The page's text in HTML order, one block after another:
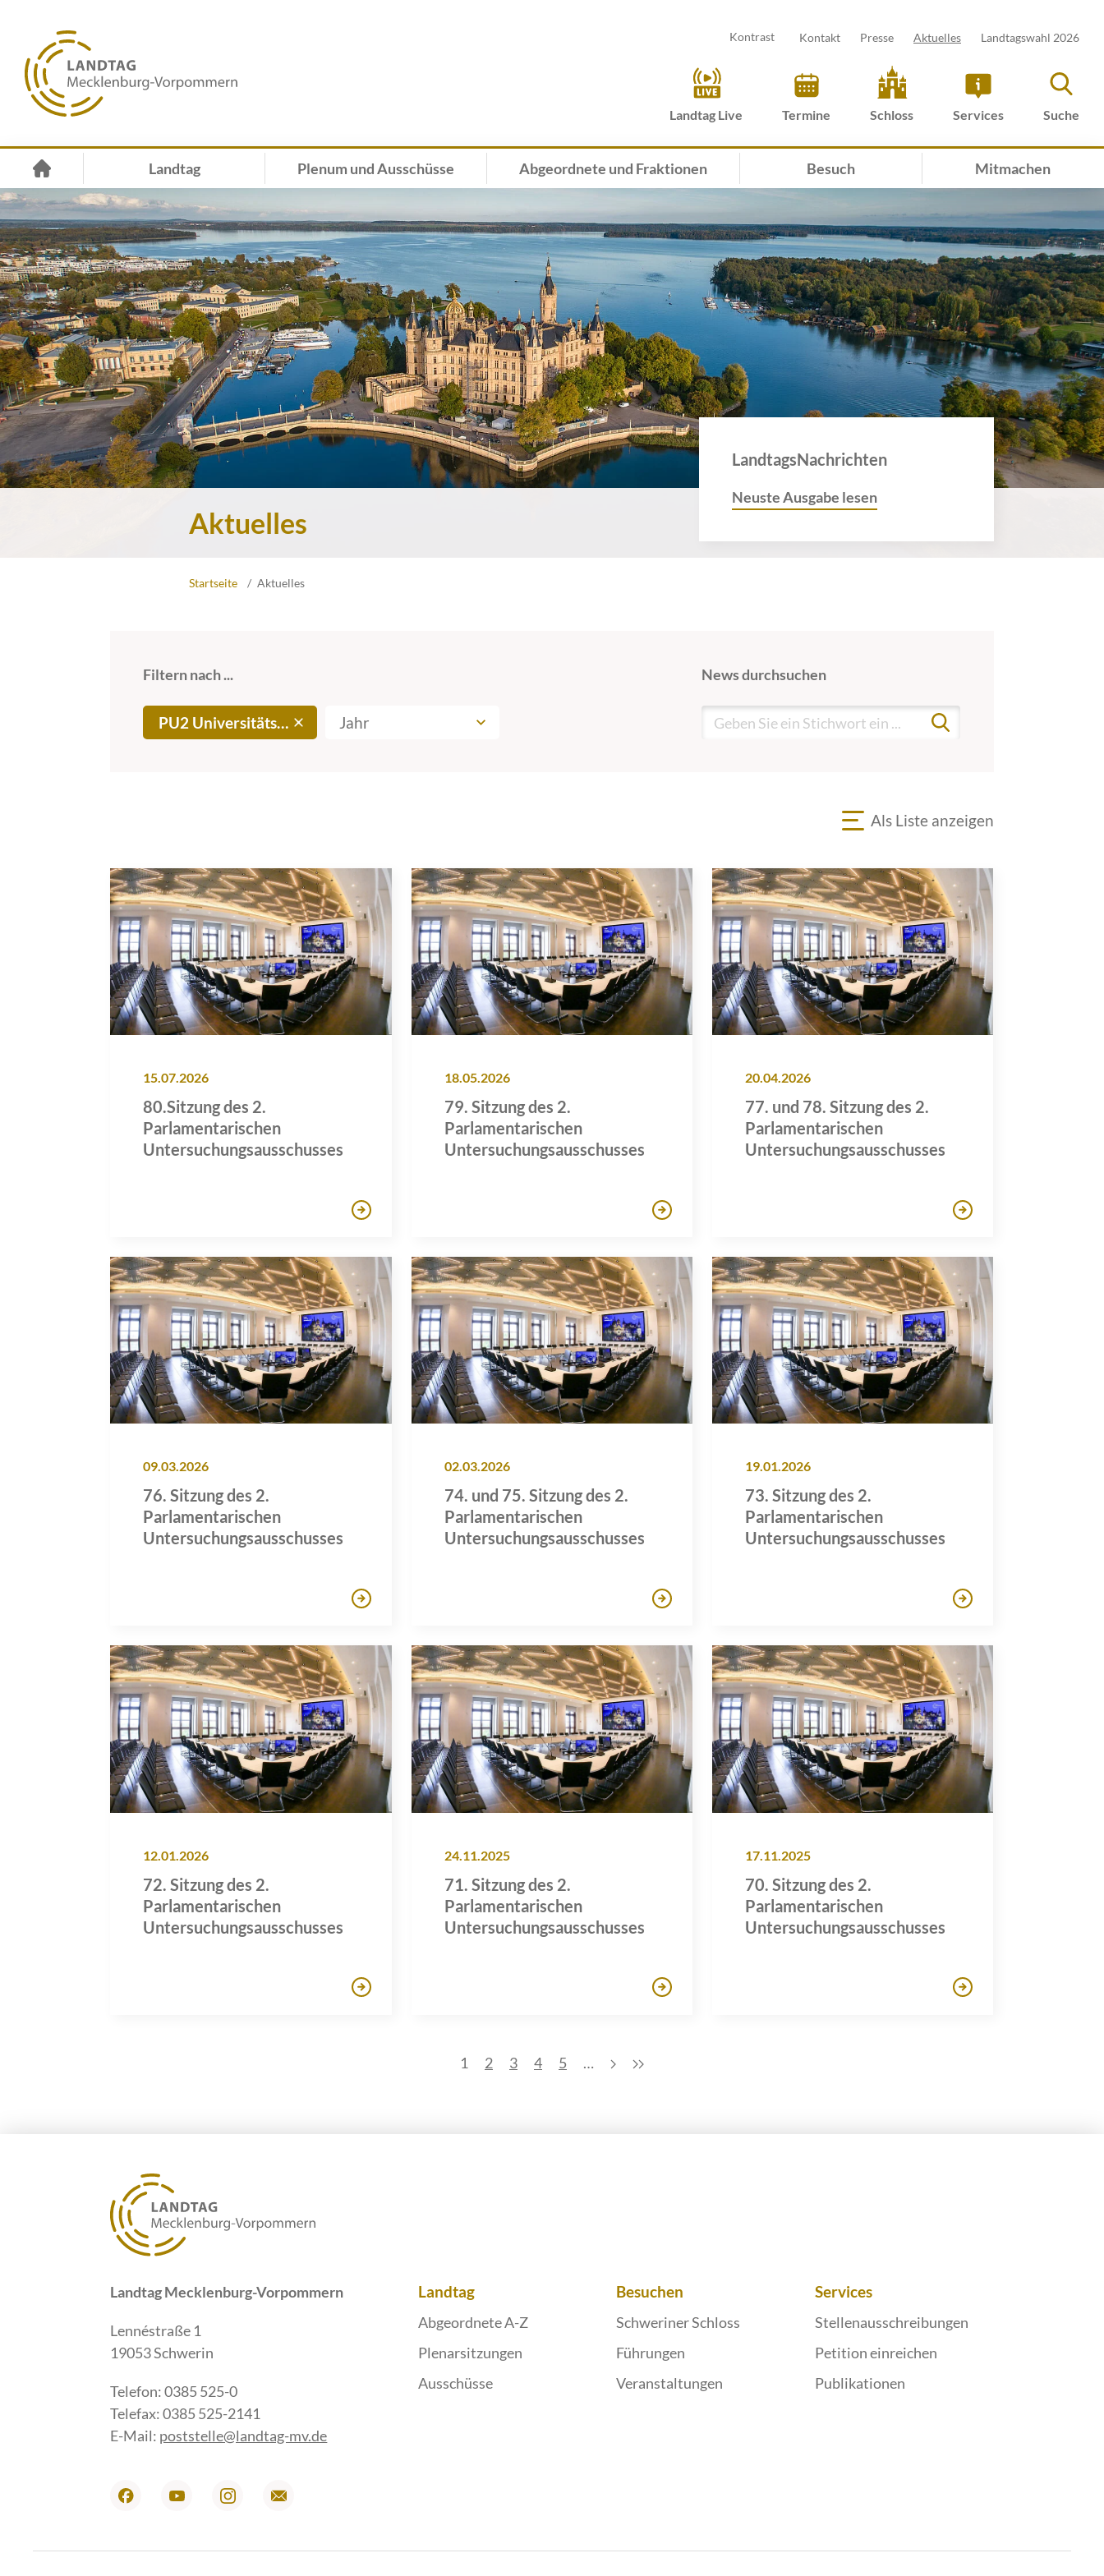
Kontrast Kontakt Presse Aktuelles Landtagswahl 2026
Landtag Live Termine Schloss Services Suche
Landtag Plenum und Ausschüsse Abgeordnete und Fraktionen Besuch Mitmachen
Aktuelles
LandtagsNachrichten
Neuste Ausgabe lesen
Startseite Aktuelles
Filtern nach ...
PU2 Universitätsmedizin Jahr
News durchsuchen
Als Liste anzeigen
15.07.2026
80.Sitzung des 2.
Parlamentarischen
Untersuchungsausschusses
18.05.2026
79. Sitzung des 2.
Parlamentarischen
Untersuchungsausschusses
20.04.2026
77. und 78. Sitzung des 2.
Parlamentarischen
Untersuchungsausschusses
09.03.2026
76. Sitzung des 2.
Parlamentarischen
Untersuchungsausschusses
02.03.2026
74. und 75. Sitzung des 2.
Parlamentarischen
Untersuchungsausschusses
19.01.2026
73. Sitzung des 2.
Parlamentarischen
Untersuchungsausschusses
12.01.2026
72. Sitzung des 2.
Parlamentarischen
Untersuchungsausschusses
24.11.2025
71. Sitzung des 2.
Parlamentarischen
Untersuchungsausschusses
17.11.2025
70. Sitzung des 2.
Parlamentarischen
Untersuchungsausschusses
1 2 3 4 5 …
Landtag Mecklenburg-Vorpommern
Lennéstraße 1
19053 Schwerin
Telefon: 0385 525-0
Telefax: 0385 525-2141
E-Mail: poststelle@landtag-mv.de
Landtag
Abgeordnete A-Z
Plenarsitzungen
Ausschüsse
Besuchen
Schweriner Schloss
Führungen
Veranstaltungen
Services
Stellenausschreibungen
Petition einreichen
Publikationen